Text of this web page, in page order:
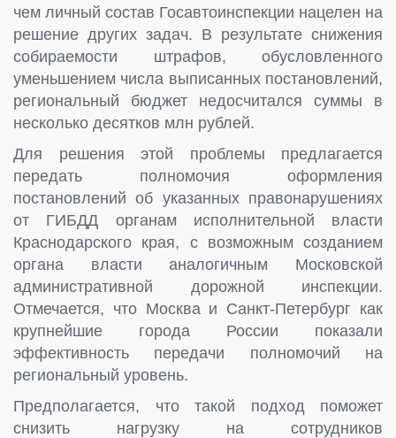
чем личный состав Госавтоинспекции нацелен на
решение других задач. В результате снижения
собираемости штрафов, обусловленного
уменьшением числа выписанных постановлений,
региональный бюджет недосчитался суммы в
несколько десятков млн рублей.
Для решения этой проблемы предлагается
передать полномочия оформления
постановлений об указанных правонарушениях
от ГИБДД органам исполнительной власти
Краснодарского края, с возможным созданием
органа власти аналогичным Московской
административной дорожной инспекции.
Отмечается, что Москва и Санкт-Петербург как
крупнейшие города России показали
эффективность передачи полномочий на
региональный уровень.
Предполагается, что такой подход поможет
снизить нагрузку на сотрудников